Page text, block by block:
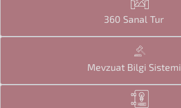
360 Sanal Tur
Mevzuat Bilgi Sistemi